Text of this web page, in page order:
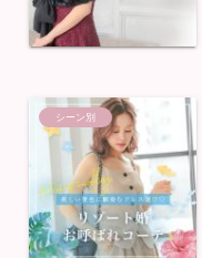
シーン別